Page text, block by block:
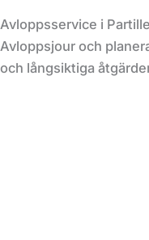
Avloppsservice i Partille
Avloppsjour och
och långsiktiga